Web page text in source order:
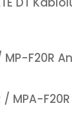
MP-F20R
/ MPA-